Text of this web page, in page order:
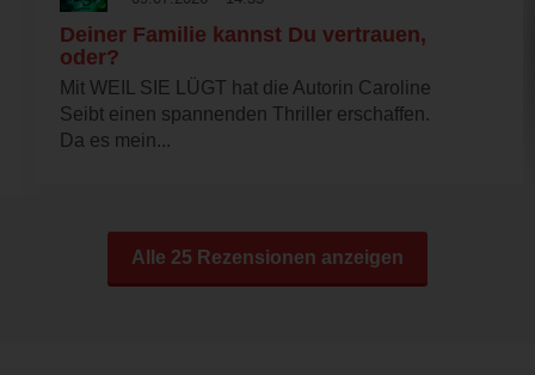
Deiner Familie kannst Du vertrauen,
oder?
Mit WEIL SIE LÜGT hat die Autorin Caroline
Seibt einen spannenden Thriller erschaffen.
Da es mein...
Alle 25 Rezensionen anzeigen